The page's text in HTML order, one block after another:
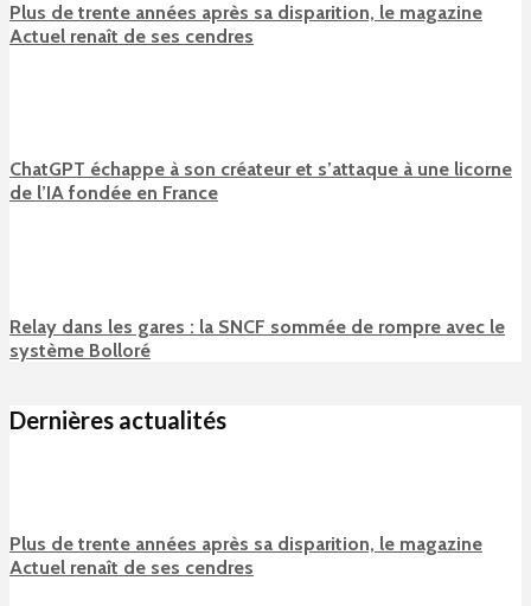
Plus de trente années après sa disparition, le magazine
Actuel renaît de ses cendres
ChatGPT échappe à son créateur et s’attaque à une licorne
de l’IA fondée en France
Relay dans les gares : la SNCF sommée de rompre avec le
système Bolloré
Dernières actualités
Plus de trente années après sa disparition, le magazine
Actuel renaît de ses cendres